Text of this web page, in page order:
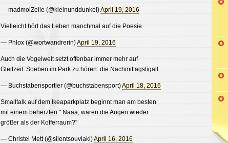
— madmoiZelle (@kleinunddunkel)April 19, 2016
Vielleicht hört das Leben manchmal auf die Poesie.
— Phlox (@wortwandrerin)April 19, 2016
Auch die Vogelwelt setzt offenbar immer mehr auf
Gleitzeit. Soeben im Park zu hören: die Nachmittagstigall.
— Buchstabensportler (@buchstabensport)April 18, 2016
Smalltalk auf dem Ikeaparkplatz beginnt man am besten
mit einem beherzten:" Naaa, waren die Augen wieder
größer als der Kofferraum?"
— Christel Mett (@silentsouvlaki)April 16, 2016